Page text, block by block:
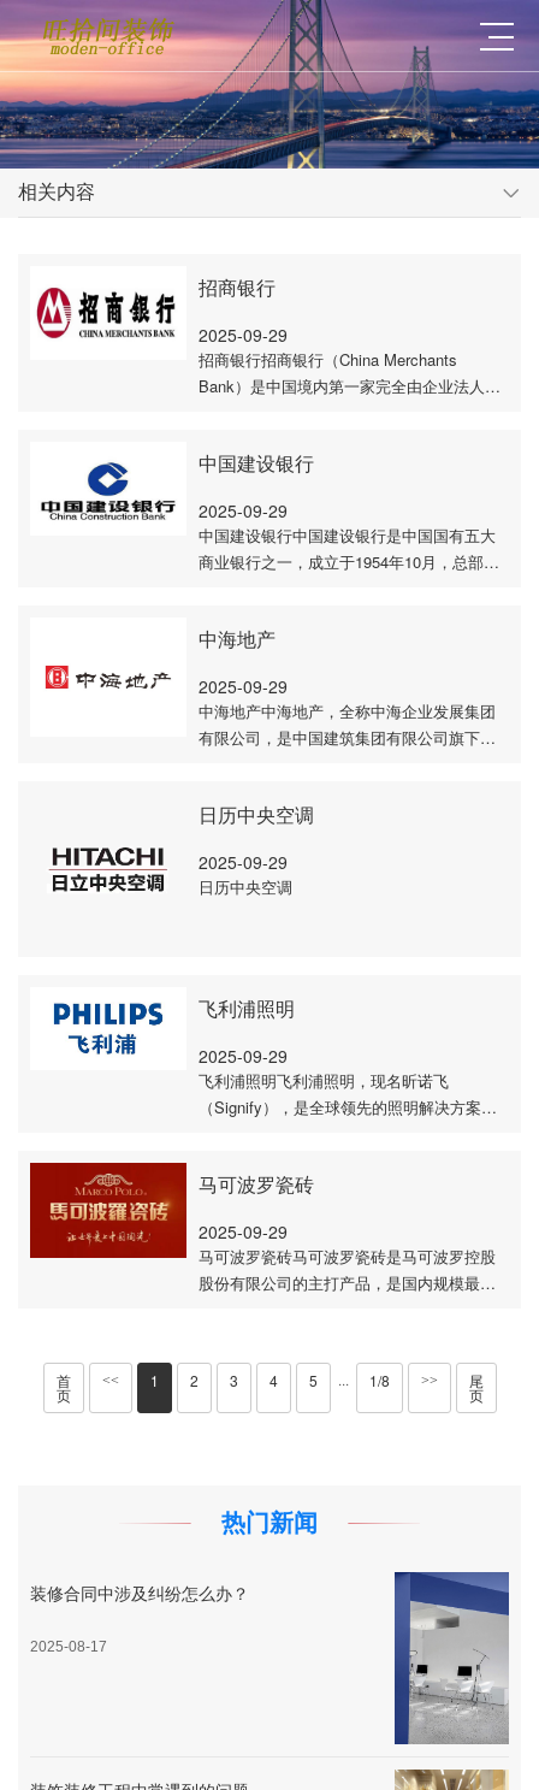
相关内容
招商银行
2025-09-29
招商银行招商银行（China Merchants
Bank）是中国境内第一家完全由企业法人持
招商银行经···
中国建设银行
2025-09-29
中国建设银行中国建设银行是中国国有五大
商业银行之一，成立于1954年10月，总部设
政部下···
中海地产
2025-09-29
中海地产中海地产，全称中海企业发展集团
有限公司，是中国建筑集团有限公司旗下的
海外以1···
日历中央空调
2025-09-29
日历中央空调
飞利浦照明
2025-09-29
飞利浦照明飞利浦照明，现名昕诺飞
（Signify），是全球领先的照明解决方案提
立初期：18···
马可波罗瓷砖
2025-09-29
马可波罗瓷砖马可波罗瓷砖是马可波罗控股
股份有限公司的主打产品，是国内规模最大
开详细介···
首
页
<< 1 2 3 4 5 ··· 1/8 >> 尾
页
热门新闻
装修合同中涉及纠纷怎么办？
2025-08-17